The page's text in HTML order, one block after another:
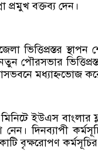
প্রমুখ বক্তব্য দেন।
ভিত্তিপ্রস্তর
পৌরসভার
বাসভবনে মধ্যাহ্নভোজ
ইউএস বাংলার
নেন। দিনব্যাপী
বৃক্ষরোপণ